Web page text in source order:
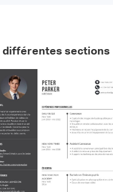
différentes sections